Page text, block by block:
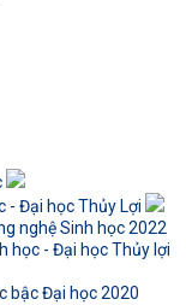
- Đại học Thủy Lợi
nghệ Sinh học 2022
học - Đại học Thủy lợi
bậc Đại học 2020